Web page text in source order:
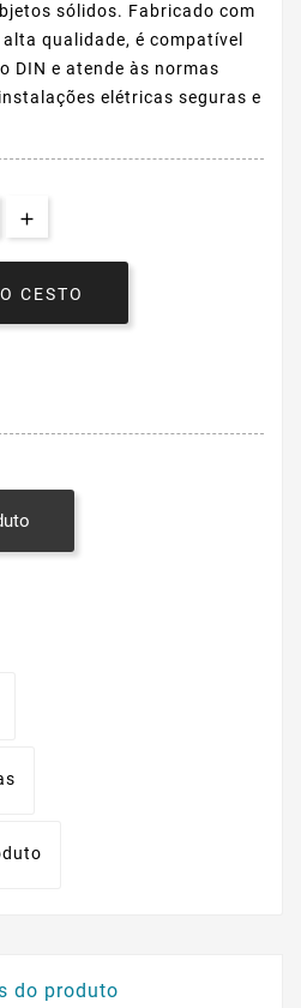
sólidos. Fabricado com
qualidade, é compatível
DIN e atende às normas
elétricas seguras e
CESTO
do produto